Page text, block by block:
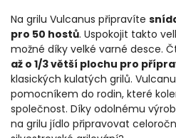
Na grilu Vulcanus připravíte
pro 50 hostů. Uspokojit takto
možné díky velké varné desce.
až o 1/3 větší plochu pro
klasických kulatých grilů.
pomocníkem do rodin, které
společnost. Díky odolnému
na grilu jídlo připravovat